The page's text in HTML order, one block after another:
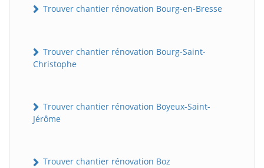
Trouver chantier rénovation Bourg-en-Bresse
Trouver chantier rénovation Bourg-Saint-
Christophe
Trouver chantier rénovation Boyeux-Saint-
Jérôme
Trouver chantier rénovation Boz